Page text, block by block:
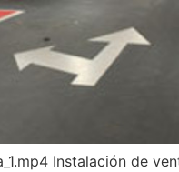
Instalación de